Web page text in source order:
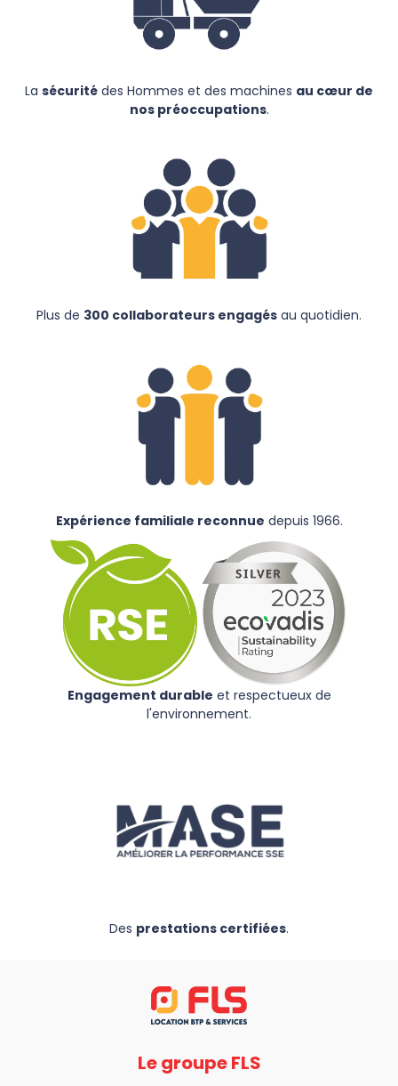
La sécurité des Hommes et des machines au cœur de
nos préoccupations.
Plus de 300 collaborateurs engagés au quotidien.
Expérience familiale reconnue depuis 1966.
Engagement durable et respectueux de
l'environnement.
Des prestations certifiées.
Le groupe FLS